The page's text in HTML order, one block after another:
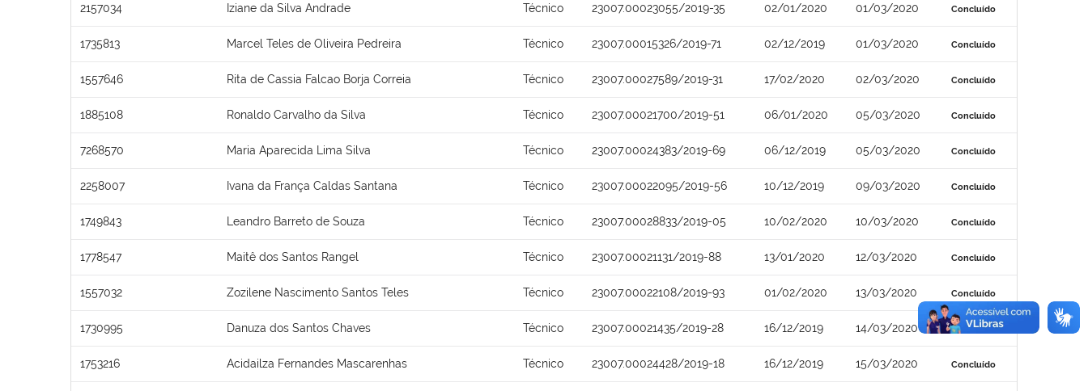
2157034 Iziane da Silva Andrade Técnico 23007.00023055/2019-35 02/01/2020 01/03/2020 Concluído
1735813 Marcel Teles de Oliveira Pedreira Técnico 23007.00015326/2019-71 02/12/2019 01/03/2020 Concluído
1557646 Rita de Cassia Falcao Borja Correia Técnico 23007.00027589/2019-31 17/02/2020 02/03/2020 Concluído
1885108 Ronaldo Carvalho da Silva Técnico 23007.00021700/2019-51 06/01/2020 05/03/2020 Concluído
7268570 Maria Aparecida Lima Silva Técnico 23007.00024383/2019-69 06/12/2019 05/03/2020 Concluído
2258007 Ivana da França Caldas Santana Técnico 23007.00022095/2019-56 10/12/2019 09/03/2020 Concluído
1749843 Leandro Barreto de Souza Técnico 23007.00028833/2019-05 10/02/2020 10/03/2020 Concluído
1778547 Maitê dos Santos Rangel Técnico 23007.00021131/2019-88 13/01/2020 12/03/2020 Concluído
1557032 Zozilene Nascimento Santos Teles Técnico 23007.00022108/2019-93 01/02/2020 13/03/2020 Concluído
1730995 Danuza dos Santos Chaves Técnico 23007.00021435/2019-28 16/12/2019 14/03/2020 Concluído
1753216 Acidailza Fernandes Mascarenhas Técnico 23007.00024428/2019-18 16/12/2019 15/03/2020 Concluído